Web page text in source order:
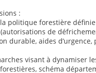
:
politique forestière
de
durable, aides d’urgence,
visant à dynamiser
schéma